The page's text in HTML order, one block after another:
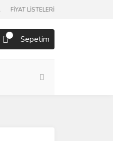
FİYAT LİSTELERİ
Sepetim